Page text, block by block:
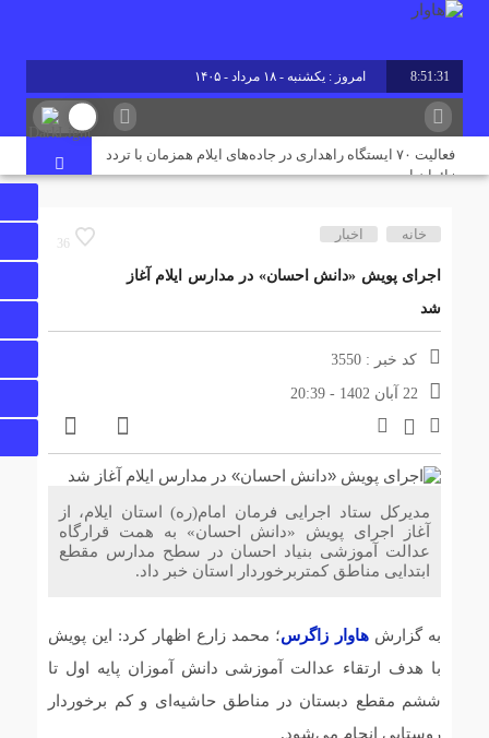
8:51:31 امروز : یکشنبه - ۱۸ مرداد - ۱۴۰۵
فعالیت ۷۰ ایستگاه راهداری در جاده‌های ایلام همزمان با تردد
زائران اربعین
پروژه آبرسانی به پایانه مرزی چیلات دهلران با حضور قائم‌مقام
۱۴۰۵/ جزئیات حوزه‌های برگزاری اعلام شد
پایدار بهره‌مند شدند
دهلران به اتمام رسید
ایمن‌سازی محورهای منتهی به مرز مهران با اجرای عملیات
مرگ دومین مادر ایلامی در یک ماه آیا نظام سلامت هزینه
36
خانه اخبار
اجرای پویش «دانش احسان» در مدارس ایلام آغاز
شد
کد خبر : 3550
22 آبان 1402 - 20:39
مدیرکل ستاد اجرایی فرمان امام(ره) استان ایلام، از
آغاز اجرای پویش «دانش احسان» به همت قرارگاه
عدالت آموزشی بنیاد احسان در سطح مدارس مقطع
ابتدایی مناطق کمتربرخوردار استان خبر داد.
به گزارشهاوار زاگرس؛ محمد زارع اظهار کرد: این پویش
با هدف ارتقاء عدالت آموزشی دانش آموزان پایه اول تا
ششم مقطع دبستان در مناطق حاشیه‌ای و کم برخوردار
روستایی انجام می‌شود.